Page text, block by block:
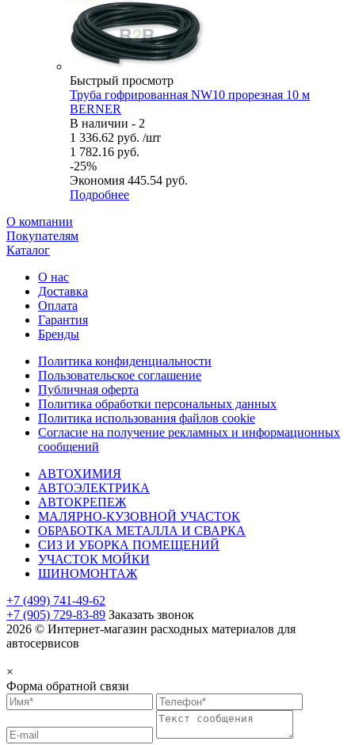
Быстрый просмотр
Труба гофрированная NW10 прорезная 10 м
BERNER
В наличии - 2
1 336.62 руб. /шт
1 782.16 руб.
-25%
Экономия 445.54 руб.
Подробнее
О компании
Покупателям
Каталог
О нас
Доставка
Оплата
Гарантия
Бренды
Политика конфиденциальности
Пользовательское соглашение
Публичная оферта
Политика обработки персональных данных
Политика использования файлов cookie
Согласие на получение рекламных и информационных
сообщений
АВТОХИМИЯ
АВТОЭЛЕКТРИКА
АВТОКРЕПЕЖ
МАЛЯРНО-КУЗОВНОЙ УЧАСТОК
ОБРАБОТКА МЕТАЛЛА И СВАРКА
СИЗ И УБОРКА ПОМЕЩЕНИЙ
УЧАСТОК МОЙКИ
ШИНОМОНТАЖ
+7 (499) 741-49-62
+7 (905) 729-83-89 Заказать звонок
2026 © Интернет-магазин расходных материалов для
автосервисов
×
Форма обратной связи